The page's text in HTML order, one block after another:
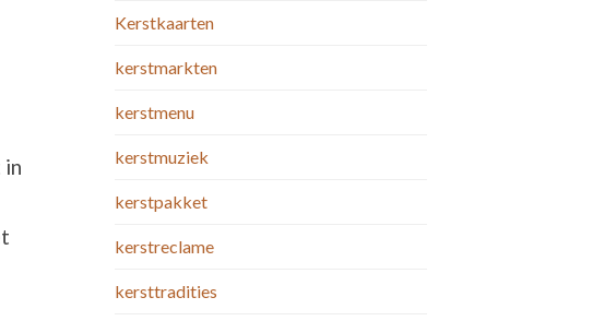
in
Kerstkaarten
kerstmarkten
kerstmenu
kerstmuziek
kerstpakket
kerstreclame
kersttradities